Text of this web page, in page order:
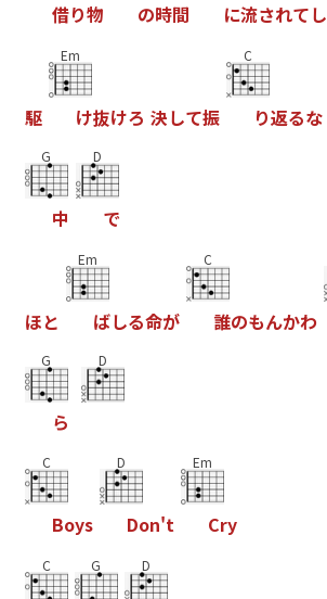
借り物 の時間 に流されてし
駆
Em
け抜けろ 決して振
C
り返るな
G
中
D
で
ほと
Em
ばしる命が
C
誰のもんかわ
G
ら
D
C
Boys
D
Don't
Em
Cry
C G D